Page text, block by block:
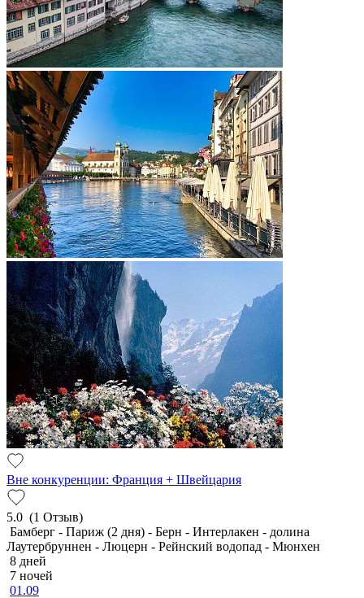
Вне конкуренции: Франция + Швейцария
5.0 (1 Отзыв)
Бамберг - Париж (2 дня) - Берн - Интерлакен - долина
Лаутербруннен - Люцерн - Рейнский водопад - Мюнхен
8 дней
7 ночей
01.09